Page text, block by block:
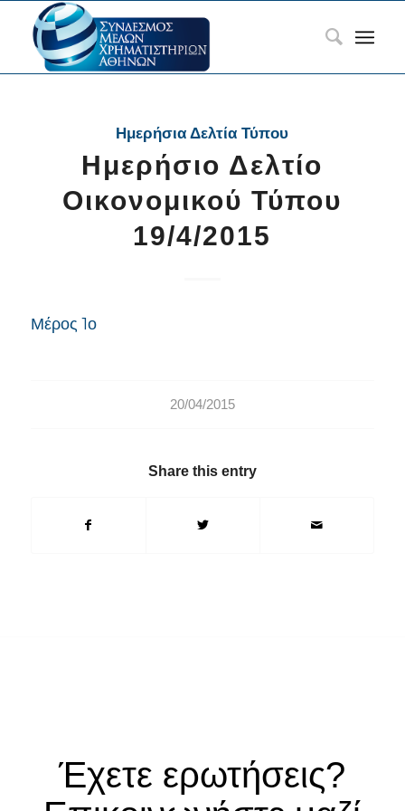
Ημερήσια Δελτία Τύπου
Ημερήσιο Δελτίο
Οικονομικού Τύπου
19/4/2015
Μέρος 1ο
20/04/2015
Share this entry
Έχετε ερωτήσεις?